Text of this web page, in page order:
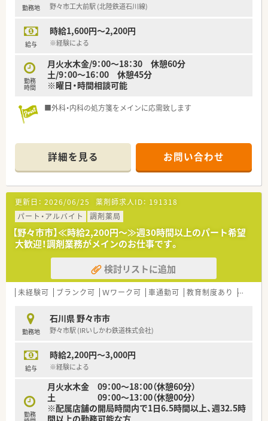
勤務地 野々市工大前駅 (北陸鉄道石川線)
給与
時給1,600円～2,200円
※経験による
勤務
時間
月火水木金/9：00～18：30 休憩60分
土/9：00～16：00 休憩45分
※曜日・時間相談可能
■外科・内科の処方箋をメインに応需致します
詳細を見る お問い合わせ
更新日： 2026/06/25 薬剤師求人ID： 191318
パート・アルバイト
調剤薬局
【野々市市】≪時給2,200円～≫週30時間以上のパート希望
大歓迎！調剤業務がメインのお仕事です。
検討リストに追加
未経験可 ブランク可 Ｗワーク可 車通勤可 教育制度あり 大手チ
勤務地
石川県 野々市市
野々市駅 (IRいしかわ鉄道株式会社)
給与
時給2,200円～3,000円
※経験による
勤務
月火水木金 09：00～18：00（休憩60分）
土 09：00～13：00（休憩00分）
※配属店舗の開局時間内で1日6.5時間以上、週32.5時